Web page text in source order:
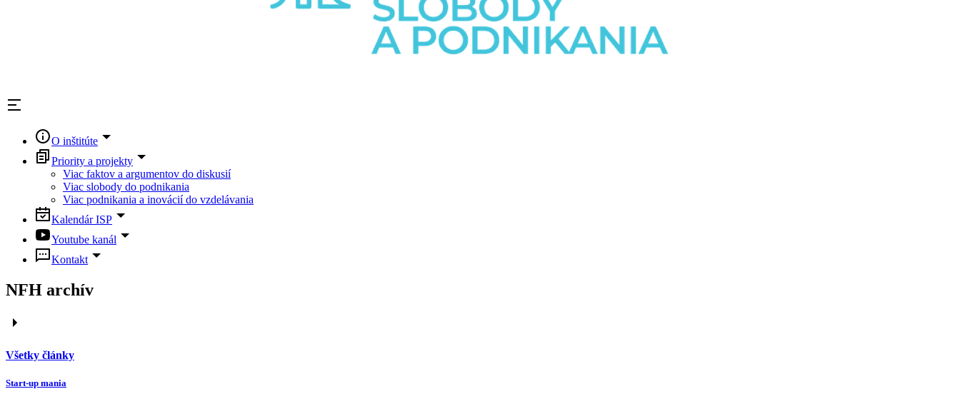
O inštitúte
Priority a projekty
Viac faktov a argumentov do diskusií
Viac slobody do podnikania
Viac podnikania a inovácií do vzdelávania
Kalendár ISP
Youtube kanál
Kontakt
NFH archív
Všetky články
Start-up mania